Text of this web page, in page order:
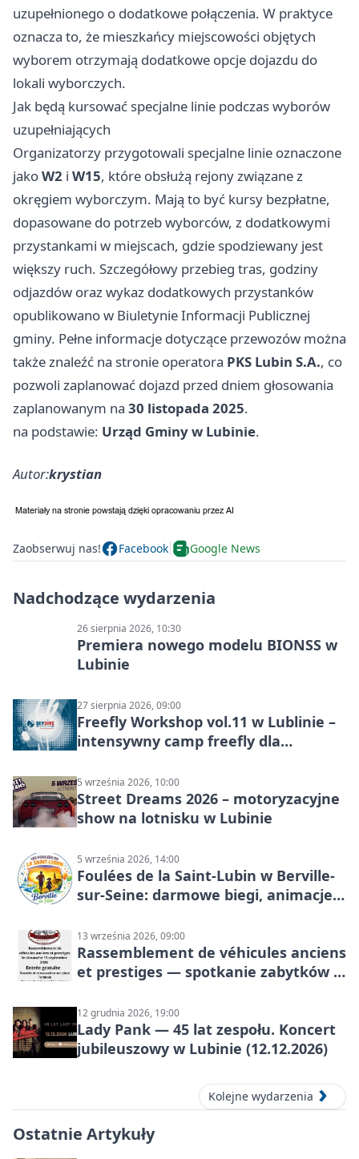
uzupełnionego o dodatkowe połączenia. W praktyce
oznacza to, że mieszkańcy miejscowości objętych
wyborem otrzymają dodatkowe opcje dojazdu do
lokali wyborczych.
Jak będą kursować specjalne linie podczas wyborów
uzupełniających
Organizatorzy przygotowali specjalne linie oznaczone
jakoW2 i W15, które obsłużą rejony związane z
okręgiem wyborczym. Mają to być kursy bezpłatne,
dopasowane do potrzeb wyborców, z dodatkowymi
przystankami w miejscach, gdzie spodziewany jest
większy ruch. Szczegółowy przebieg tras, godziny
odjazdów oraz wykaz dodatkowych przystanków
opublikowano w Biuletynie Informacji Publicznej
gminy. Pełne informacje dotyczące przewozów można
także znaleźć na stronie operatora PKS Lubin S.A., co
pozwoli zaplanować dojazd przed dniem głosowania
zaplanowanym na 30 listopada 2025.
na podstawie: Urząd Gminy w Lubinie.
Autor:krystian
Zaobserwuj nas! Facebook Google News
Nadchodzące wydarzenia
26 sierpnia 2026, 10:30
Premiera nowego modelu BIONSS w
Lubinie
27 sierpnia 2026, 09:00
Freefly Workshop vol.11 w Lublinie –
intensywny camp freefly dla
5 września 2026, 10:00
Street Dreams 2026 – motoryzacyjne
show na lotnisku w Lubinie
5 września 2026, 14:00
Foulées de la Saint-Lubin w Berville-
sur-Seine: darmowe biegi, animacje i
13 września 2026, 09:00
Rassemblement de véhicules anciens
et prestiges — spotkanie zabytków i
12 grudnia 2026, 19:00
Lady Pank — 45 lat zespołu. Koncert
jubileuszowy w Lubinie (12.12.2026)
Kolejne wydarzenia
Ostatnie Artykuły